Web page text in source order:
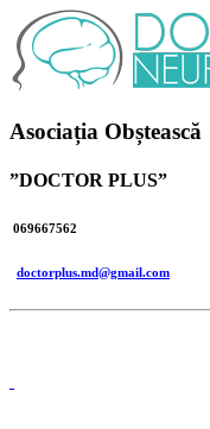
Asociația Obștească
”DOCTOR PLUS”
069667562
doctorplus.md@gmail.com